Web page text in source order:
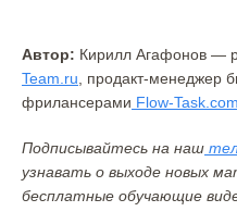
Автор: Кирилл Агафонов —
Team.ru , продакт-менеджер
фрилансерами Flow-Task.com
Подписывайтесь на наш
узнавать о выходе новых
бесплатные обучающие